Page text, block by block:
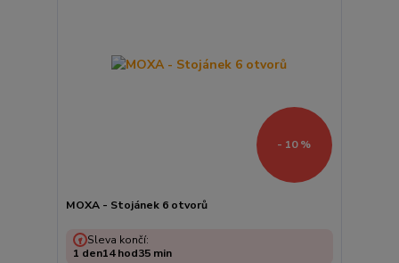
- 10 %
MOXA - Stojánek 6 otvorů
Sleva končí:
1 den14hod35 min